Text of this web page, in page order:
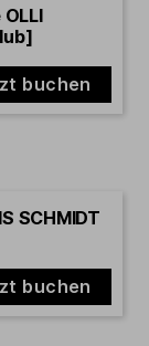
buchen
SCHMIDT
buchen